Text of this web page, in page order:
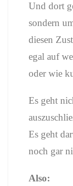
Und dort
sondern
diesen
egal auf
oder wie
Es geht
Es geht
noch gar
Also: